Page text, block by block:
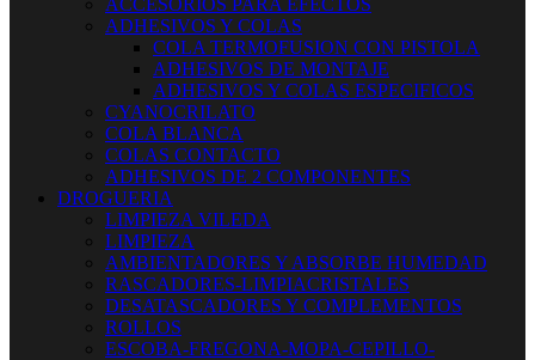
ACCESORIOS PARA EFECTOS
ADHESIVOS Y COLAS
COLA TERMOFUSION CON PISTOLA
ADHESIVOS DE MONTAJE
ADHESIVOS Y COLAS ESPECIFICOS
CYANOCRILATO
COLA BLANCA
COLAS CONTACTO
ADHESIVOS DE 2 COMPONENTES
DROGUERIA
LIMPIEZA VILEDA
LIMPIEZA
AMBIENTADORES Y ABSORBE HUMEDAD
RASCADORES-LIMPIACRISTALES
DESATASCADORES Y COMPLEMENTOS
ROLLOS
ESCOBA-FREGONA-MOPA-CEPILLO-